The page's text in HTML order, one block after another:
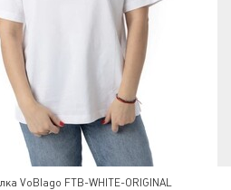
VoBlago FTB-WHITE-ORIGINAL